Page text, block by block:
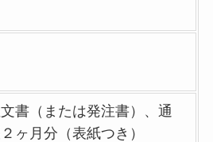
書（または発注書）、通
ヶ月分（表紙つき）